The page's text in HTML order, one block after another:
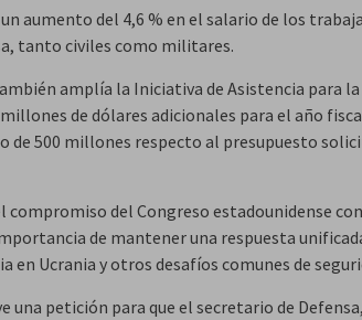
aumento del 4,6 % en el salario de los
tanto civiles como militares.
amplía la Iniciativa de Asistencia para la
de dólares adicionales para el año
de 500 millones respecto al presupuesto
del Congreso estadounidense
de mantener una respuesta
en Ucrania y otros desafíos comunes de
una petición para que el secretario de